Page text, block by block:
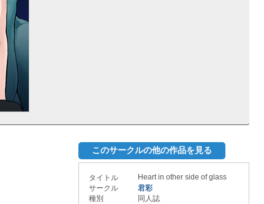
このサークルの他の作品を見る
タイトル
Heart in other side of glass
サークル
君彩
種別
同人誌